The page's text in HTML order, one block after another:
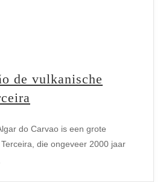
de vulkanische
do Carvao is een grote
die ongeveer 2000 jaar